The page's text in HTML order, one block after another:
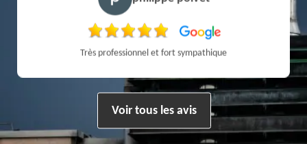
Très professionnel et fort sympathique
Voir tous les avis